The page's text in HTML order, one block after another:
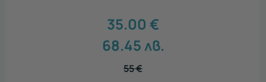
35.00 €
68.45лв.
55€